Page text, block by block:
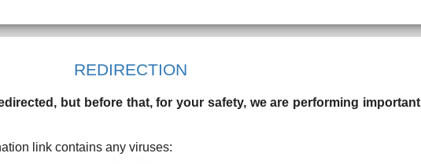
REDIRECTION
but before that, for your safety, we are performing important
link contains any viruses: